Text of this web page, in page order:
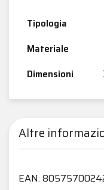
Tipologia
Materiale
Dimensioni
Altre
EAN: